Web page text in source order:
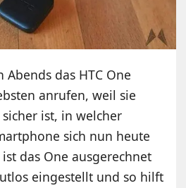
Abends das HTC One
anrufen, weil sie
ist, in welcher
sich nun heute
das One ausgerechnet
eingestellt und so hilft